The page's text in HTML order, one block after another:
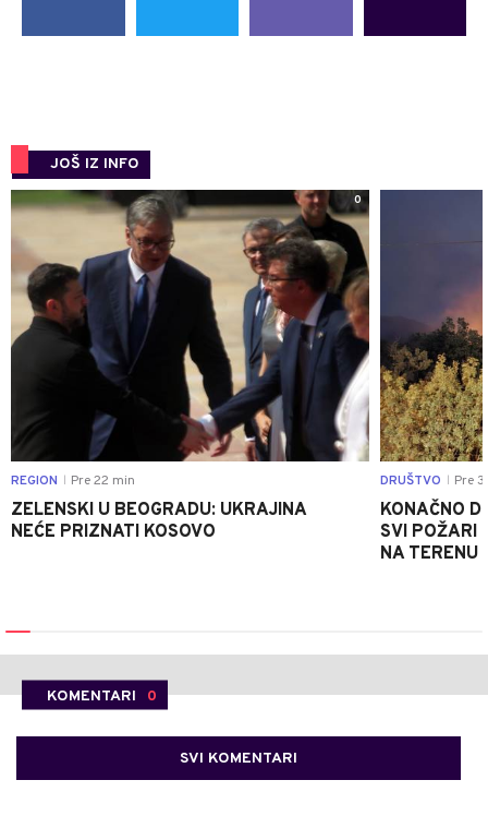
JOŠ IZ INFO
0
REGION Pre 22 min
ZELENSKI U BEOGRADU: UKRAJINA
NEĆE PRIZNATI KOSOVO
DRUŠTVO Pre
KONAČNO
SVI POŽARI
NA TERENU
KOMENTARI 0
SVI KOMENTARI